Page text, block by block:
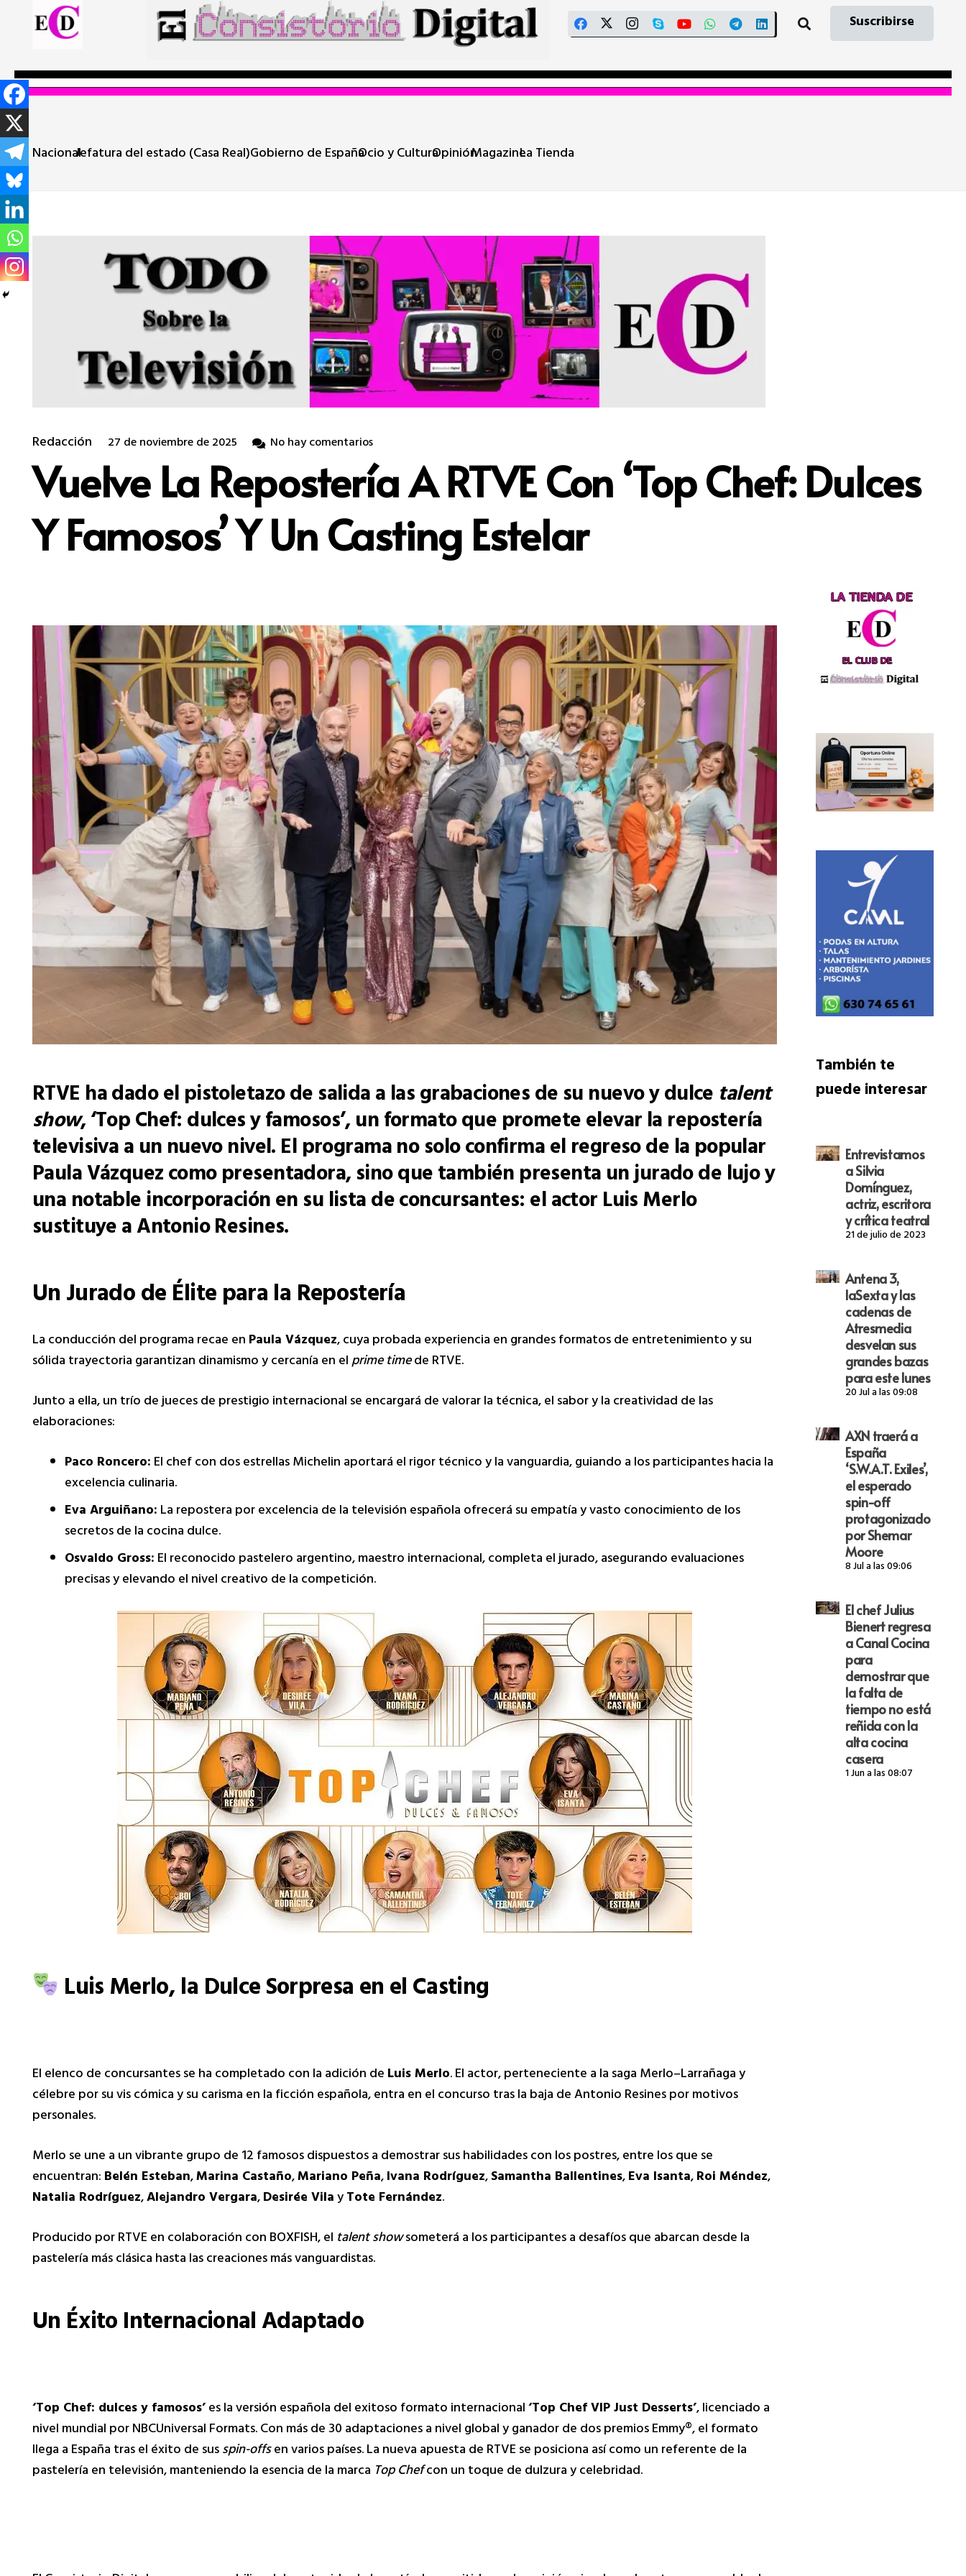
Suscribirse
NacionalJefatura del estado (Casa Real)Gobierno de EspañaOcio y CulturaOpiniónMagazineLa Tienda
Redacción 27 de noviembre de 2025 No hay comentarios
Vuelve La Repostería A RTVE Con ‘Top Chef: Dulces
Y Famosos’ Y Un Casting Estelar
RTVE ha dado el pistoletazo de salida a las grabaciones de su nuevo y dulcetalent
show, ‘Top Chef: dulces y famosos’, un formato que promete elevar la repostería
televisiva a un nuevo nivel. El programa no solo confirma el regreso de la popular
Paula Vázquez como presentadora, sino que también presenta un jurado de lujo y
una notable incorporación en su lista de concursantes: el actor Luis Merlo
sustituye a Antonio Resines.
Un Jurado de Élite para la Repostería
La conducción del programa recae enPaula Vázquez, cuya probada experiencia en grandes formatos de entretenimiento y su
sólida trayectoria garantizan dinamismo y cercanía en elprime timede RTVE.
Junto a ella, un trío de jueces de prestigio internacional se encargará de valorar la técnica, el sabor y la creatividad de las
elaboraciones:
Paco Roncero:El chef con dos estrellas Michelin aportará el rigor técnico y la vanguardia, guiando a los participantes hacia la
excelencia culinaria.
Eva Arguiñano:La repostera por excelencia de la televisión española ofrecerá su empatía y vasto conocimiento de los
secretos de la cocina dulce.
Osvaldo Gross:El reconocido pastelero argentino, maestro internacional, completa el jurado, asegurando evaluaciones
precisas y elevando el nivel creativo de la competición.
Luis Merlo, la Dulce Sorpresa en el Casting
El elenco de concursantes se ha completado con la adición deLuis Merlo. El actor, perteneciente a la saga Merlo–Larrañaga y
célebre por su vis cómica y su carisma en la ficción española, entra en el concurso tras la baja de Antonio Resines por motivos
personales.
Merlo se une a un vibrante grupo de 12 famosos dispuestos a demostrar sus habilidades con los postres, entre los que se
encuentran:Belén Esteban,Marina Castaño,Mariano Peña,Ivana Rodríguez,Samantha Ballentines,Eva Isanta,Roi Méndez,
Natalia Rodríguez,Alejandro Vergara,Desirée VilayTote Fernández.
Producido por RTVE en colaboración con BOXFISH, el talent showsometerá a los participantes a desafíos que abarcan desde la
pastelería más clásica hasta las creaciones más vanguardistas.
Un Éxito Internacional Adaptado
‘Top Chef: dulces y famosos’es la versión española del exitoso formato internacional‘Top Chef VIP Just Desserts’, licenciado a
nivel mundial por NBCUniversal Formats. Con más de 30 adaptaciones a nivel global y ganador de dos premios Emmy®, el formato
llega a España tras el éxito de susspin-offsen varios países. La nueva apuesta de RTVE se posiciona así como un referente de la
pastelería en televisión, manteniendo la esencia de la marca Top Chefcon un toque de dulzura y celebridad.
También te
puede interesar
Entrevistamos
a Silvia
Domínguez,
actriz, escritora
y crítica teatral
21 de julio de 2023
Antena 3,
laSexta y las
cadenas de
Atresmedia
desvelan sus
grandes bazas
para este lunes
20 Jul a las 09:08
AXN traerá a
España
‘S.W.A.T. Exiles’,
el esperado
spin-off
protagonizado
por Shemar
Moore
8 Jul a las 09:06
El chef Julius
Bienert regresa
a Canal Cocina
para
demostrar que
la falta de
tiempo no está
reñida con la
alta cocina
casera
1 Jun a las 08:07